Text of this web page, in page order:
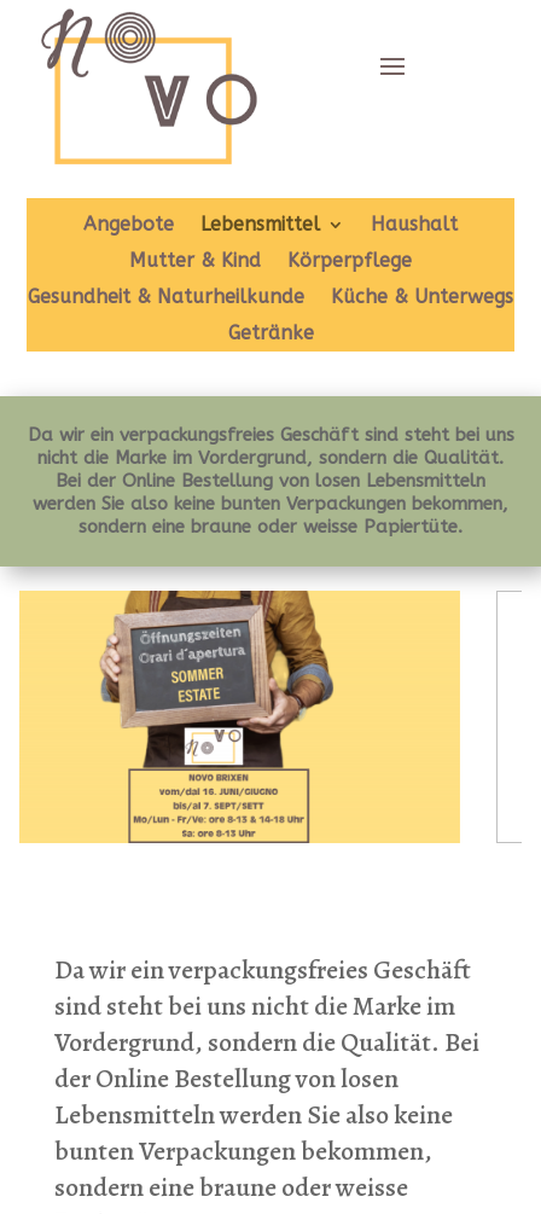
Angebote Lebensmittel
Haushalt
Mutter & Kind
Körperpflege
Gesundheit & Naturheilkunde
Küche & Unterwegs
Getränke
Da wir ein verpackungsfreies Geschäft sind steht bei uns
nicht die Marke im Vordergrund, sondern die Qualität.
Bei der Online Bestellung von losen Lebensmitteln
werden Sie also keine bunten Verpackungen bekommen,
sondern eine braune oder weisse Papiertüte.
Da wir ein verpackungsfreies Geschäft
sind steht bei uns nicht die Marke im
Vordergrund, sondern die Qualität. Bei
der Online Bestellung von losen
Lebensmitteln werden Sie also keine
bunten Verpackungen bekommen,
sondern eine braune oder weisse